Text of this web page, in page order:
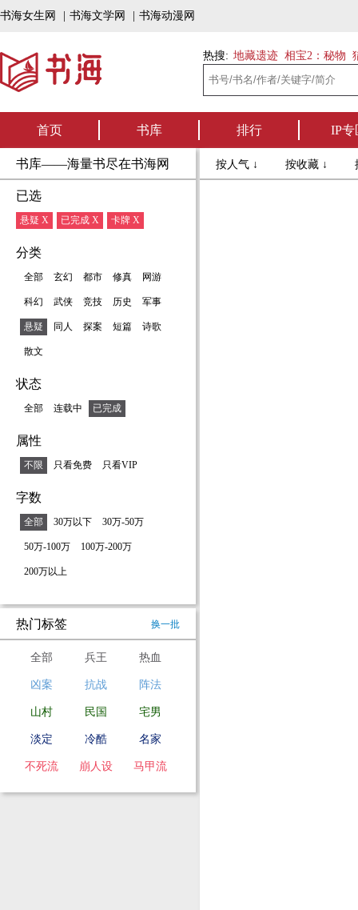
书海女生网 书海文学网 书海动漫网
热搜: 地藏遗迹 相宝2：秘物
首页 书库 排行 IP专
书库——海量书尽在书海网
已选
悬疑 X 已完成 X 卡牌 X
分类
全部 玄幻 都市 修真 网游
科幻 武侠 竞技 历史 军事
悬疑 同人 探案 短篇 诗歌
散文
状态
全部 连载中 已完成
属性
不限 只看免费 只看VIP
字数
全部 30万以下 30万-50万
50万-100万 100万-200万
200万以上
热门标签 换一批
全部 兵王 热血
凶案 抗战 阵法
山村 民国 宅男
淡定 冷酷 名家
不死流 崩人设 马甲流
按人气 ↓ 按收藏 ↓